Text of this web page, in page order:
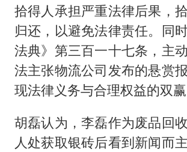
拾得人承担严重法律后果，
归还，以避免法律责任。同
法典》第三百一十七条，主
法主张物流公司发布的悬赏
现法律义务与合理权益的双赢
胡磊认为，李磊作为废品回
人处获取银砖后看到新闻而